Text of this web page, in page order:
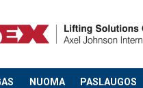
NUOMA PASLAUGOS
užraktu yra nuimamas